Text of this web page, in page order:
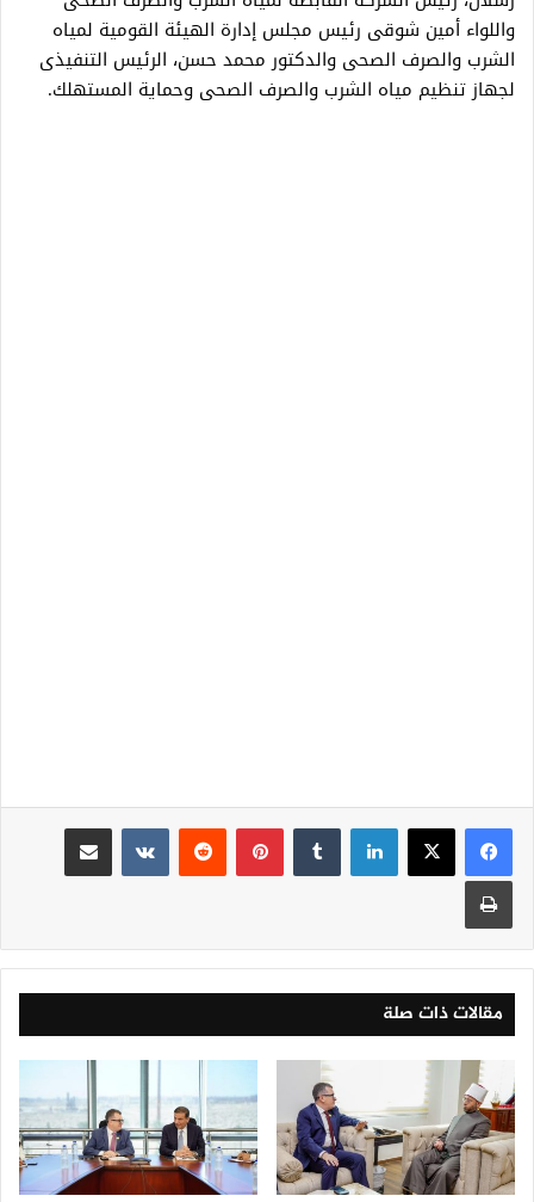
واللواء أمين شوقى رئيس مجلس إدارة الهيئة القومية لمياه
الشرب والصرف الصحى والدكتور محمد حسن، الرئيس التنفيذى
لجهاز تنظيم مياه الشرب والصرف الصحى وحماية المستهلك.
لينكدإن بينتيريست
مقالات ذات صلة